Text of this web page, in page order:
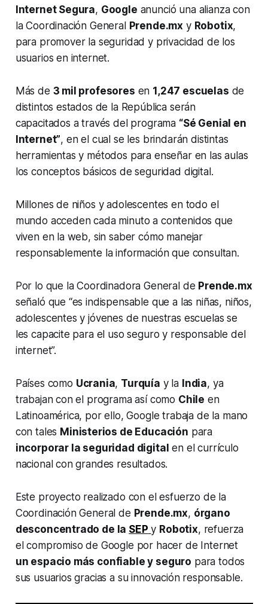
Internet Segura, Google anunció una alianza con
la Coordinación General Prende.mx y Robotix,
para promover la seguridad y privacidad de los
usuarios en internet.
Más de 3 mil profesores en 1,247 escuelas de
distintos estados de la República serán
capacitados a través del programa “Sé Genial en
Internet”, en el cual se les brindarán distintas
herramientas y métodos para enseñar en las aulas
los conceptos básicos de seguridad digital.
Millones de niños y adolescentes en todo el
mundo acceden cada minuto a contenidos que
viven en la web, sin saber cómo manejar
responsablemente la información que consultan.
Por lo que la Coordinadora General de Prende.mx
señaló que “es indispensable que a las niñas, niños,
adolescentes y jóvenes de nuestras escuelas se
les capacite para el uso seguro y responsable del
internet”.
Países como Ucrania, Turquía y la India, ya
trabajan con el programa así como Chile en
Latinoamérica, por ello, Google trabaja de la mano
con tales Ministerios de Educación para
incorporar la seguridad digital en el currículo
nacional con grandes resultados.
Este proyecto realizado con el esfuerzo de la
Coordinación General de Prende.mx, órgano
desconcentrado de la SEP y Robotix, refuerza
el compromiso de Google por hacer de Internet
un espacio más confiable y seguro para todos
sus usuarios gracias a su innovación responsable.